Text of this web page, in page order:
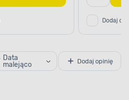
Dodaj do
Data
malejąco
Dodaj opinię